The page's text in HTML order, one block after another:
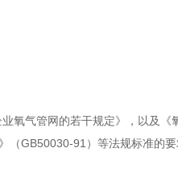
氧气管网的若干规定》，以及《
（GB50030-91）等法规标准的要